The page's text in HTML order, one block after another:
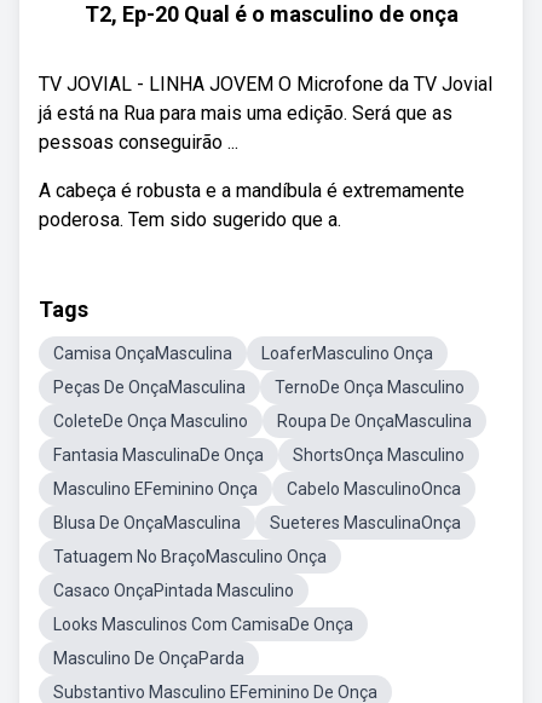
T2, Ep-20 Qual é o masculino de onça
TV JOVIAL - LINHA JOVEM O Microfone da TV Jovial
já está na Rua para mais uma edição. Será que as
pessoas conseguirão ...
A cabeça é robusta e a mandíbula é extremamente
poderosa. Tem sido sugerido que a.
Tags
Camisa OnçaMasculina
LoaferMasculino Onça
Peças De OnçaMasculina
TernoDe Onça Masculino
ColeteDe Onça Masculino
Roupa De OnçaMasculina
Fantasia MasculinaDe Onça
ShortsOnça Masculino
Masculino EFeminino Onça
Cabelo MasculinoOnca
Blusa De OnçaMasculina
Sueteres MasculinaOnça
Tatuagem No BraçoMasculino Onça
Casaco OnçaPintada Masculino
Looks Masculinos Com CamisaDe Onça
Masculino De OnçaParda
Substantivo Masculino EFeminino De Onça